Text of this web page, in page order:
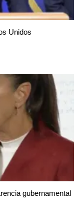
Unidos
gubernamental